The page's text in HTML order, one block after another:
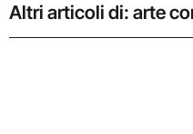
Altri articoli di: arte